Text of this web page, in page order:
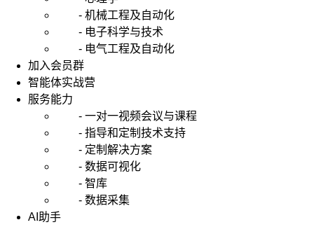
- 机械工程及自动化
- 电子科学与技术
- 电气工程及自动化
加入会员群
智能体实战营
服务能力
- 一对一视频会议与课程
- 指导和定制技术支持
- 定制解决方案
- 数据可视化
- 智库
- 数据采集
AI助手